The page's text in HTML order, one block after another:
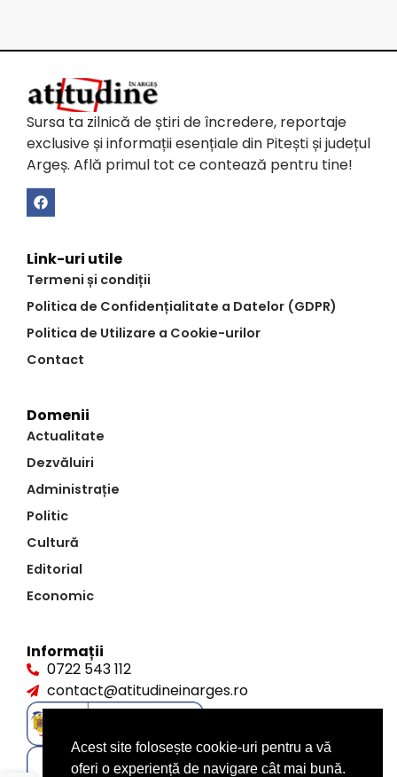
Sursa ta zilnică de știri de încredere, reportaje
exclusive și informații esențiale din Pitești și județul
Argeș. Află primul tot ce contează pentru tine!
Link-uri utile
Termeni și condiții
Politica de Confidențialitate a Datelor (GDPR)
Politica de Utilizare a Cookie-urilor
Contact
Domenii
Actualitate
Dezvăluiri
Administrație
Politic
Cultură
Editorial
Economic
Informații
0722 543 112
contact@atitudineinarges.ro
Acest site folosește cookie-uri pentru a vă
oferi o experiență de navigare cât mai bună.